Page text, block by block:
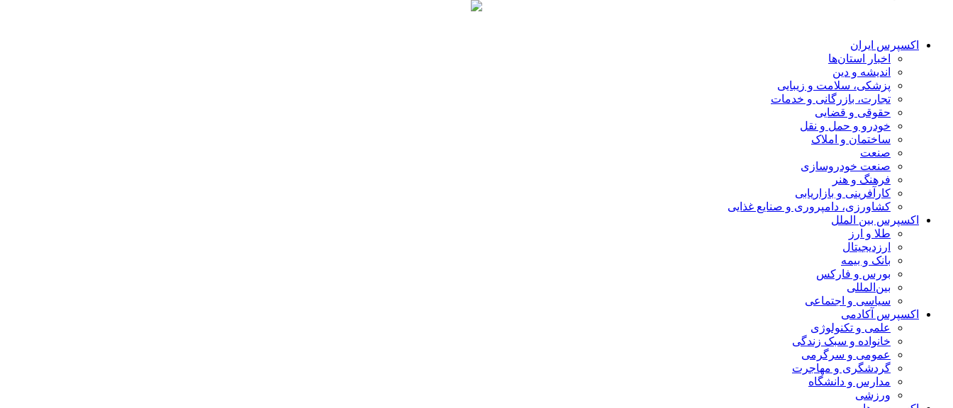
اکسپرس ایران
اخبار استان‌ها
اندیشه و دین
پزشکی، سلامت و زیبایی
تجارت، بازرگانی و خدمات
حقوقی و قضایی
خودرو و حمل و نقل
ساختمان و املاک
صنعت
صنعت خودروسازی
فرهنگ و هنر
کارآفرینی و بازاریابی
کشاورزی، دامپروری و صنایع غذایی
اکسپرس بین الملل
طلا و ارز
ارزدیجیتال
بانک و بیمه
بورس و فارکس
بین‌المللی
سیاسی و اجتماعی
اکسپرس آکادمی
علمی و تکنولوژی
خانواده و سبک زندگی
عمومی و سرگرمی
گردشگری و مهاجرت
مدارس و دانشگاه
ورزشی